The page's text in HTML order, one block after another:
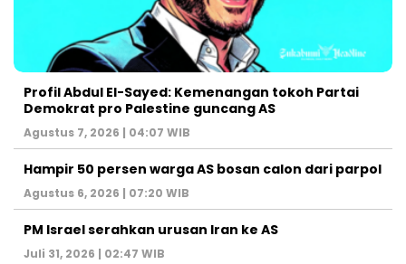
Profil Abdul El-Sayed: Kemenangan tokoh Partai
Demokrat pro Palestine guncang AS
Agustus 7, 2026 | 04:07 WIB
Hampir 50 persen warga AS bosan calon dari parpol
Agustus 6, 2026 | 07:20 WIB
PM Israel serahkan urusan Iran ke AS
Juli 31, 2026 | 02:47 WIB